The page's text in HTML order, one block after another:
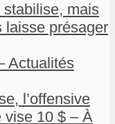
stabilise, mais
laisse présager
Actualités
l’offensive
vise 10 $ – À